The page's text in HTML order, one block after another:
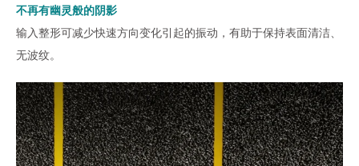
不再有幽灵般的阴影
输入整形可减少快速方向变化引起的振动，有助于保持表面清洁、
无波纹。